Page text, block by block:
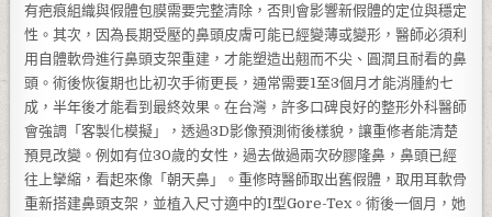
有疤痕組織與假體包膜需要完整清除，否則會影響新假體的定位與穩定
性。其次，因為長期受壓的鼻頭皮膚可能已經變薄或變形，醫師必須利
用自體軟骨進行鼻頭支架重建，才能塑造出翹而不尖、圓潤且耐看的鼻
頭。術後恢復期也比初次手術更長，通常需要1至3個月才能消腫約七
成，半年後才能看到最終效果。在台灣，許多口碑良好的整形外科醫師
會強調「客製化模擬」，透過3D影像預測術後樣貌，讓重修者能清楚
預見改變。例如有位30歲的女性，過去做過兩次矽膠隆鼻，鼻頭已經
往上攣縮，看起來像「朝天鼻」。重修時醫師取出舊假體，取用耳軟骨
重新搭建鼻頭支架，並植入尺寸適中的I型Gore-Tex。術後一個月，她